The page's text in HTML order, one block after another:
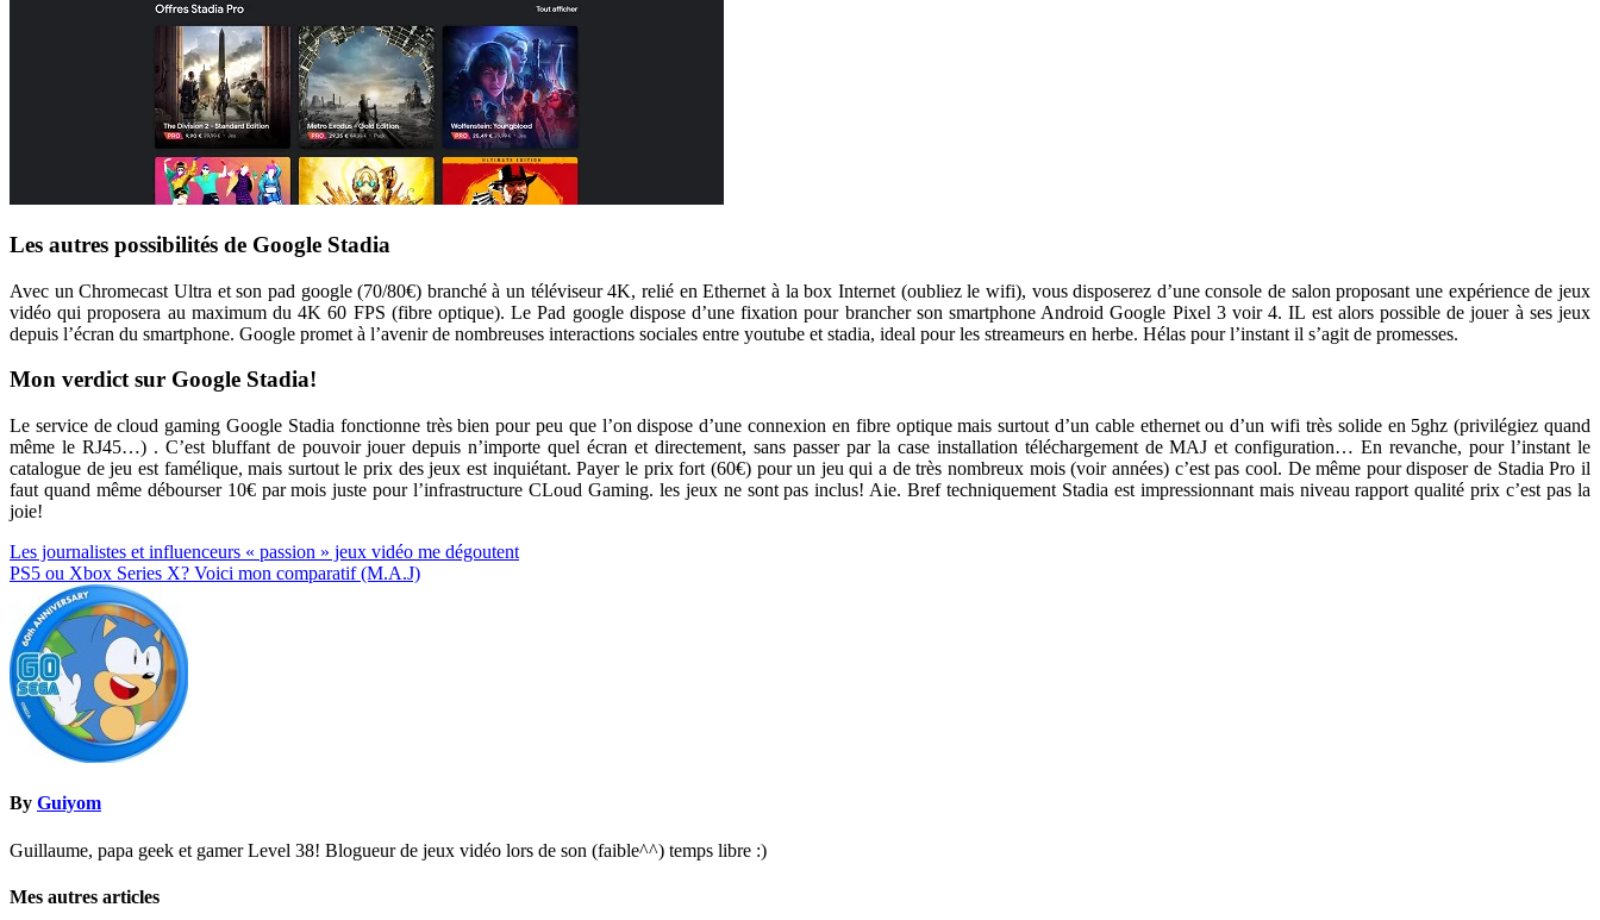
Les autres possibilités de Google Stadia
Avec un Chromecast Ultra et son pad google (70/80€) branché à un téléviseur 4K, relié en Ethernet à la box Internet (oubliez le wifi), vous disposerez d’une console de salon proposant une expérience de jeux
vidéo qui proposera au maximum du 4K 60 FPS (fibre optique). Le Pad google dispose d’une fixation pour brancher son smartphone Android Google Pixel 3 voir 4. IL est alors possible de jouer à ses jeux
depuis l’écran du smartphone. Google promet à l’avenir de nombreuses interactions sociales entre youtube et stadia, ideal pour les streameurs en herbe. Hélas pour l’instant il s’agit de promesses.
Mon verdict sur Google Stadia!
Le service de cloud gaming Google Stadia fonctionne très bien pour peu que l’on dispose d’une connexion en fibre optique mais surtout d’un cable ethernet ou d’un wifi très solide en 5ghz (privilégiez quand
même le RJ45…) . C’est bluffant de pouvoir jouer depuis n’importe quel écran et directement, sans passer par la case installation téléchargement de MAJ et configuration… En revanche, pour l’instant le
catalogue de jeu est famélique, mais surtout le prix des jeux est inquiétant. Payer le prix fort (60€) pour un jeu qui a de très nombreux mois (voir années) c’est pas cool. De même pour disposer de Stadia Pro il
faut quand même débourser 10€ par mois juste pour l’infrastructure CLoud Gaming. les jeux ne sont pas inclus! Aie. Bref techniquement Stadia est impressionnant mais niveau rapport qualité prix c’est pas la
joie!
Navigation
de
l’article
Les journalistes et influenceurs « passion » jeux vidéo me dégoutent
PS5 ou Xbox Series X? Voici mon comparatif (M.A.J)
By Guiyom
Guillaume, papa geek et gamer Level 38! Blogueur de jeux vidéo lors de son (faible^^) temps libre :)
Mes autres articles